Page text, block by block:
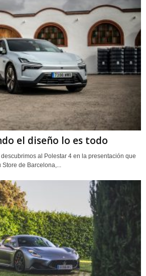
el diseño lo es todo
al Polestar 4 en la presentación que
Store de Barcelona,...